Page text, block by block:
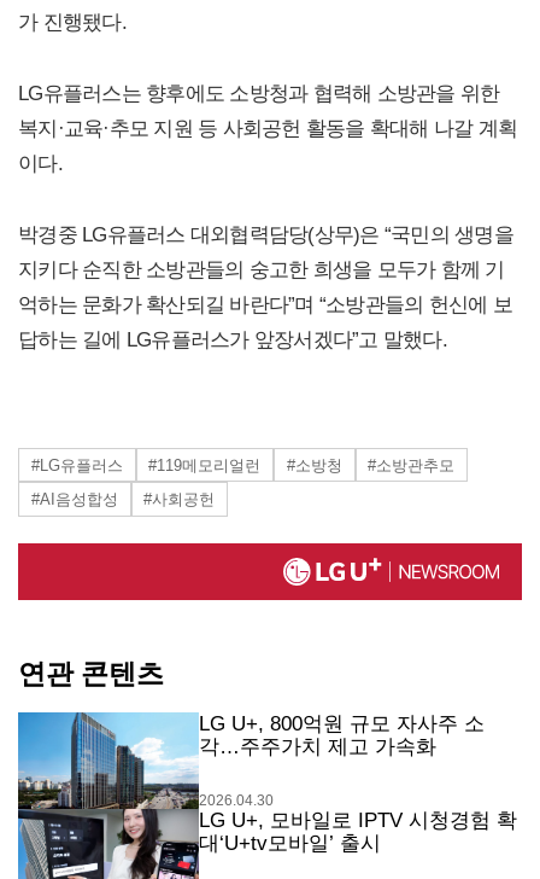
가 진행됐다.
LG유플러스는 향후에도 소방청과 협력해 소방관을 위한
복지·교육·추모 지원 등 사회공헌 활동을 확대해 나갈 계획
이다.
박경중 LG유플러스 대외협력담당(상무)은 “국민의 생명을
지키다 순직한 소방관들의 숭고한 희생을 모두가 함께 기
억하는 문화가 확산되길 바란다”며 “소방관들의 헌신에 보
답하는 길에 LG유플러스가 앞장서겠다”고 말했다.
#LG유플러스 #119메모리얼런 #소방청
#소방관추모
#AI음성합성
#사회공헌
연관 콘텐츠
LG U+, 800억원 규모 자사주 소
각…주주가치 제고 가속화
2026.04.30
LG U+, 모바일로 IPTV 시청경험 확
대‘U+tv모바일’ 출시